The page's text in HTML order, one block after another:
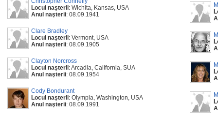
Locul naşterii: Wichita, Kansas, USA
Anul naşterii: 08.09.1941
Clare Bradley
Locul naşterii: Vermont, USA
Anul naşterii: 08.09.1905
Clayton Norcross
Locul naşterii: Arcadia, California, SUA
Anul naşterii: 08.09.1954
Cody Bondurant
Locul naşterii: Olympia, Washington, USA
Anul naşterii: 08.09.1991